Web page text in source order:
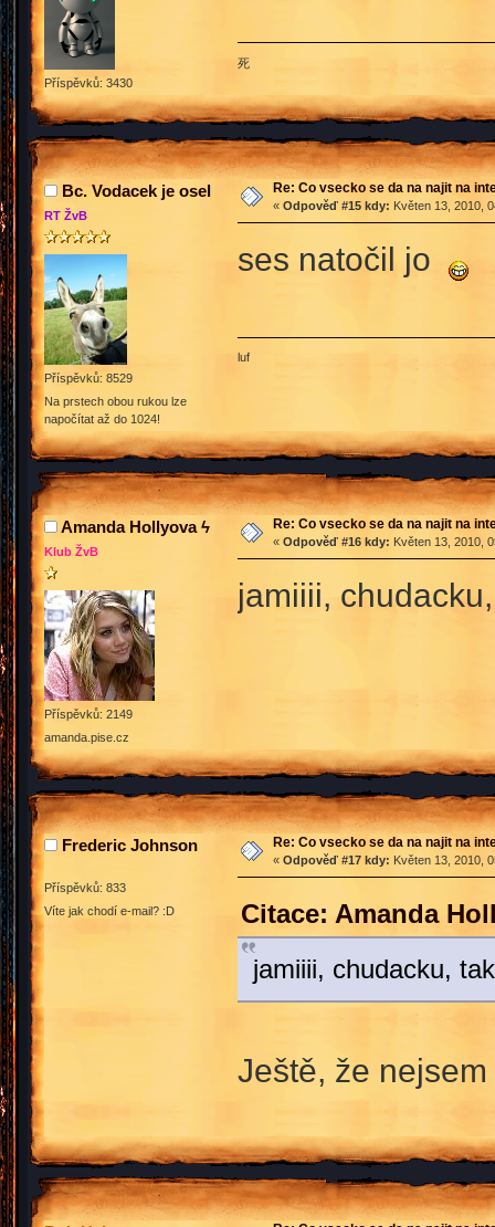
Příspěvků: 3430
死
Bc. Vodacek je osel
RT ŽvB
Příspěvků: 8529
Na prstech obou rukou lze
napočítat až do 1024!
Re: Co vsecko se da na najit na
« Odpověď #15 kdy: Květen 13, 2010,
ses natočil jo
luf
Amanda Hollyova ϟ
Klub ŽvB
Příspěvků: 2149
amanda.pise.cz
Re: Co vsecko se da na najit na
« Odpověď #16 kdy: Květen 13, 2010,
jamiiii,
Frederic Johnson
Příspěvků: 833
Víte jak chodí e-mail? :D
Re: Co vsecko se da na najit na
« Odpověď #17 kdy: Květen 13, 2010,
Citace: Amanda
jamiiii, chudacku,
Ještě, že